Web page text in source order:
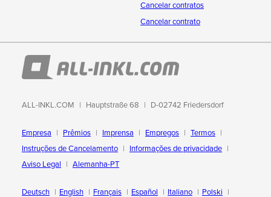
Cancelar contratos
Cancelar contrato
ALL-INKL.COM Hauptstraße 68 D-02742 Friedersdorf
Empresa Prêmios Imprensa Empregos
Termos
Instruções de Cancelamento
Informações de privacidade
Aviso Legal
Alemanha-PT
Deutsch English Français Español Italiano Polski